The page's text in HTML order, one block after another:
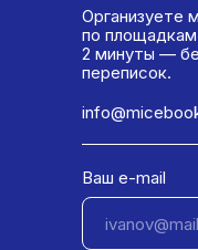
Организуете
по
2 минуты —
переписок.
Ваш e-mail